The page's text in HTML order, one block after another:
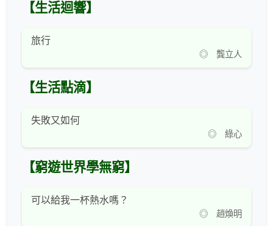
【生活迴響】
旅行
◎ 龔立人
【生活點滴】
失敗又如何
◎ 綠心
【窮遊世界學無窮】
可以給我一杯熱水嗎？
◎ 趙煥明